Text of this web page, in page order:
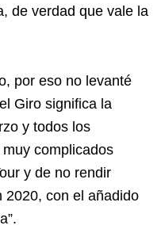
de verdad que vale la
por eso no levanté
Giro significa la
y todos los
complicados
y de no rendir
2020, con el añadido